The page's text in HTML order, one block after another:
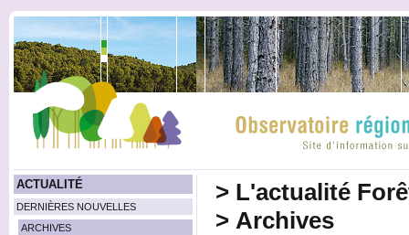
ACTUALITÉ
DERNIÈRES NOUVELLES
ARCHIVES
> L'actualité
> Archives